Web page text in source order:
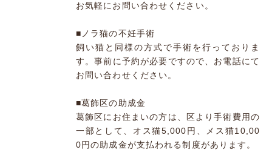
お気軽にお問い合わせください。
■ノラ猫の不妊手術
飼い猫と同様の方式で手術を行っておりま
す。事前に予約が必要ですので、お電話にて
お問い合わせください。
■葛飾区の助成金
葛飾区にお住まいの方は、区より手術費用の
一部として、オス猫5,000円、メス猫10,00
0円の助成金が支払われる制度があります。